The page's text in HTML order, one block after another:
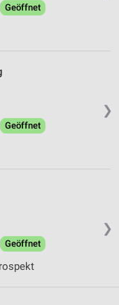
Geöffnet
❯
Geöffnet
❯
Geöffnet
oder
von